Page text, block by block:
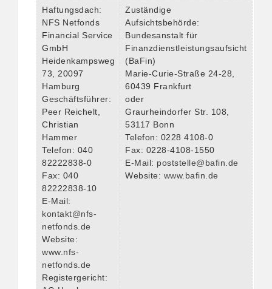
Haftungsdach:
NFS Netfonds
Financial Service
GmbH
Heidenkampsweg
73, 20097
Hamburg
Geschäftsführer:
Peer Reichelt,
Christian
Hammer
Telefon: 040
82222838-0
Fax: 040
82222838-10
E-Mail:
kontakt@nfs-
netfonds.de
Website:
www.nfs-
netfonds.de
Registergericht:
Zuständige
Aufsichtsbehörde:
Bundesanstalt für
Finanzdienstleistungsaufsicht
(BaFin)
Marie-Curie-Straße 24-28,
60439 Frankfurt
oder
Graurheindorfer Str. 108,
53117 Bonn
Telefon: 0228 4108-0
Fax: 0228-4108-1550
E-Mail: poststelle@bafin.de
Website: www.bafin.de